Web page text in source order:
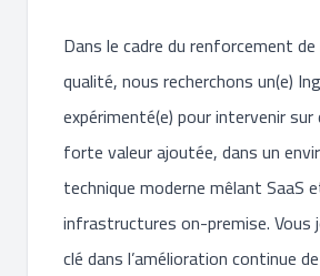
Dans le cadre du renforcement
qualité, nous recherchons un(e)
expérimenté(e) pour intervenir
forte valeur ajoutée, dans un
technique moderne mêlant SaaS
infrastructures on-premise. Vous
clé dans l’amélioration continue